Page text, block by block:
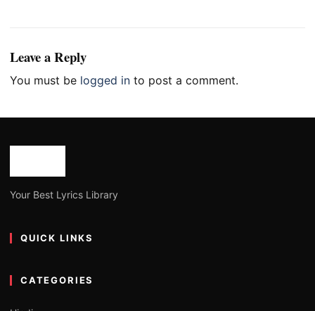
Leave a Reply
You must be logged in to post a comment.
Your Best Lyrics Library
QUICK LINKS
CATEGORIES